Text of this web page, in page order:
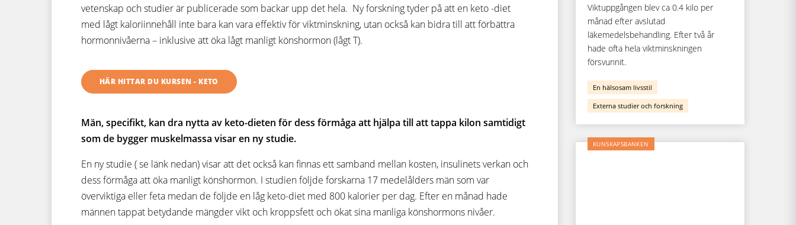
vetenskap och studier är publicerade som backar upp det hela. Ny forskning tyder på att en keto -diet
med lågt kaloriinnehåll inte bara kan vara effektiv för viktminskning, utan också kan bidra till att förbättra
hormonnivåerna – inklusive att öka lågt manligt könshormon (lågt T).
HÄR HITTAR DU KURSEN - KETO
Män, specifikt, kan dra nytta av keto-dieten för dess förmåga att hjälpa till att tappa kilon samtidigt
som de bygger muskelmassa visar en ny studie.
En ny studie ( se länk nedan) visar att det också kan finnas ett samband mellan kosten, insulinets verkan och
dess förmåga att öka manligt könshormon. I studien följde forskarna 17 medelålders män som var
överviktiga eller feta medan de följde en låg keto-diet med 800 kalorier per dag. Efter en månad hade
männen tappat betydande mängder vikt och kroppsfett och ökat sina manliga könshormons nivåer.
Viktuppgången blev ca 0.4 kilo per
månad efter avslutad
läkemedelsbehandling. Efter två år
hade ofta hela viktminskningen
försvunnit.
En hälsosam livsstil
Externa studier och forskning
KUNSKAPSBANKEN